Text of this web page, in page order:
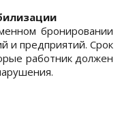
бронировании
и предприятий. Срок
работник должен